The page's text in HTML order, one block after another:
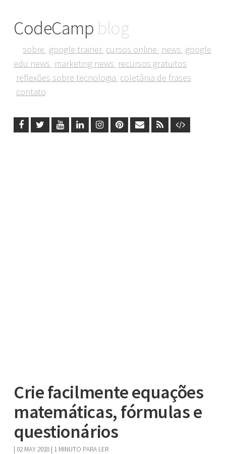
CodeCamp blog
sobre google trainer cursos online news google
edu news marketing news recursos gratuitos
reflexões sobre tecnologia coletânia de frases
contato
Crie facilmente equações
matemáticas, fórmulas e
questionários
| 02 MAY 2018 | 1 MINUTO PARA LER